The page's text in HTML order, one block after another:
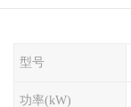
型号
功率(kW)